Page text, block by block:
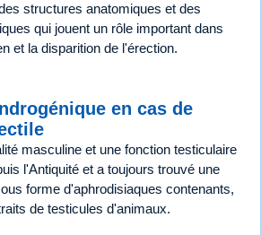
structures anatomiques et des
qui jouent un rôle important dans
et la disparition de l'érection.
en cas de
masculine et une fonction testiculaire
l'Antiquité et a toujours trouvé une
forme d'aphrodisiaques contenants,
de testicules d'animaux.